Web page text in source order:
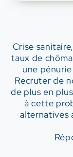
Crise
taux de
une
Recruter de
de plus en
à cette
alternatives